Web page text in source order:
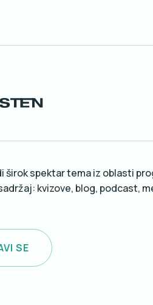
širok spektar tema iz oblasti
kvizove, blog, podcast,
SE